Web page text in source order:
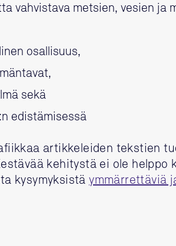
vahvistava metsien, vesien ja
osallisuus,
sekä
edistämisessä
artikkeleiden tekstien
kehitystä ei ole helppo
kysymyksistäymmärrettäviä